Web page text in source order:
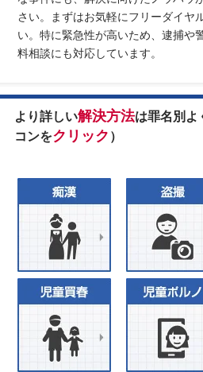
さい。まずはお気軽にフリーダイヤ
い。特に緊急性が高いため、逮捕や
料相談にも対応しています。
より詳しい解決方法は罪名別よ
コンをクリック ）